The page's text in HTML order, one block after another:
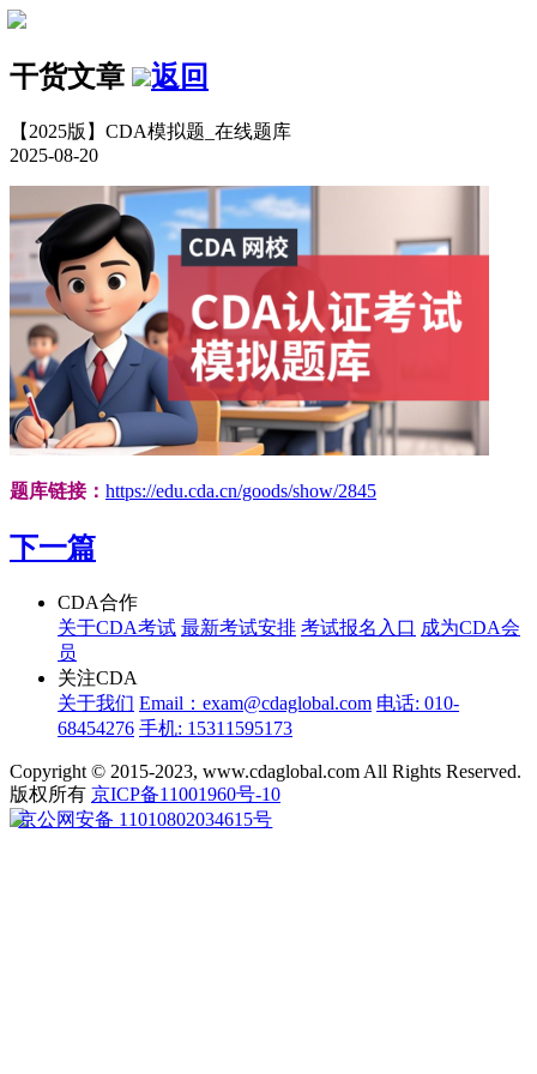
干货文章 返回
【2025版】CDA模拟题_在线题库
2025-08-20
题库链接： https://edu.cda.cn/goods/show/2845
下一篇
CDA合作
关于CDA考试 最新考试安排 考试报名入口 成为CDA会
员
关注CDA
关于我们 Email：exam@cdaglobal.com 电话: 010-
68454276 手机: 15311595173
Copyright © 2015-2023, www.cdaglobal.com All Rights Reserved.
版权所有 京ICP备11001960号-10
京公网安备 11010802034615号